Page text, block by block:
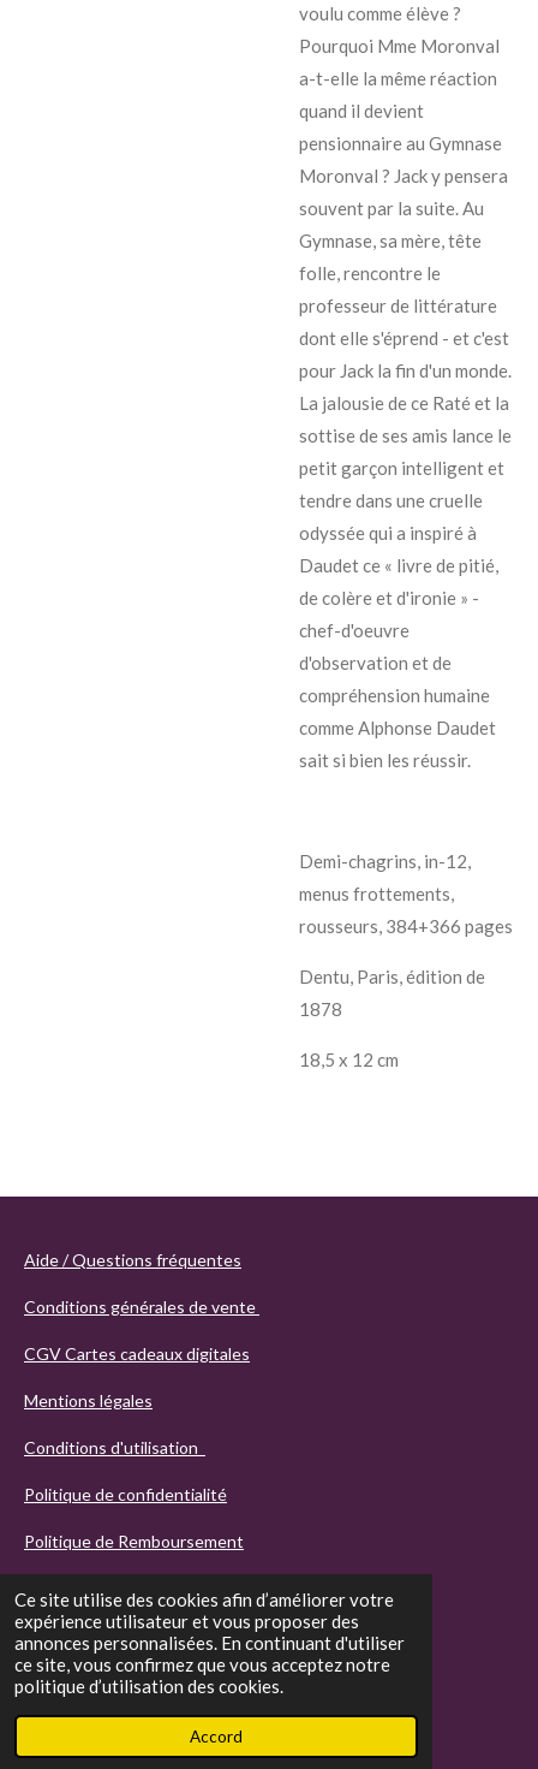
Ce site utilise des cookies afin d’améliorer votre
expérience utilisateur et vous proposer des
annonces personnalisées. En continuant d'utiliser
ce site, vous confirmez que vous acceptez notre
politique d’utilisation des cookies.
Accord
voulu comme élève ?
Pourquoi Mme Moronval
a-t-elle la même réaction
quand il devient
pensionnaire au Gymnase
Moronval ? Jack y pensera
souvent par la suite. Au
Gymnase, sa mère, tête
folle, rencontre le
professeur de littérature
dont elle s'éprend - et c'est
pour Jack la fin d'un monde.
La jalousie de ce Raté et la
sottise de ses amis lance le
petit garçon intelligent et
tendre dans une cruelle
odyssée qui a inspiré à
Daudet ce « livre de pitié,
de colère et d'ironie » -
chef-d'oeuvre
d'observation et de
compréhension humaine
comme Alphonse Daudet
sait si bien les réussir.
Demi-chagrins, in-12,
menus frottements,
rousseurs, 384+366 pages
Dentu, Paris, édition de
1878
18,5 x 12 cm
Aide / Questions fréquentes
Conditions générales de vente
CGV Cartes cadeaux digitales
Mentions légales
Conditions d'utilisation
Politique de confidentialité
Politique de Remboursement